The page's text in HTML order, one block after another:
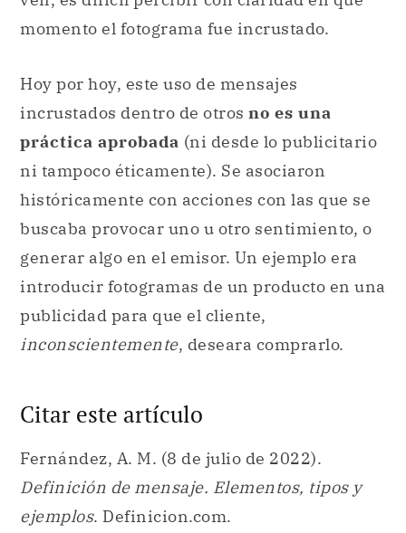
momento el fotograma fue incrustado.
Hoy por hoy, este uso de mensajes
incrustados dentro de otros no es una
práctica aprobada (ni desde lo publicitario
ni tampoco éticamente). Se asociaron
históricamente con acciones con las que se
buscaba provocar uno u otro sentimiento, o
generar algo en el emisor. Un ejemplo era
introducir fotogramas de un producto en una
publicidad para que el cliente,
inconscientemente, deseara comprarlo.
Citar este artículo
Fernández, A. M. (8 de julio de 2022).
Definición de mensaje. Elementos, tipos y
ejemplos. Definicion.com.